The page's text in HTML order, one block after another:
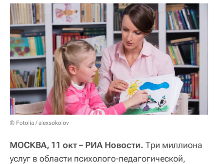
© Fotolia / alexsokolov
МОСКВА, 11 окт – РИА Новости. Три миллиона
услуг в области психолого-педагогической,